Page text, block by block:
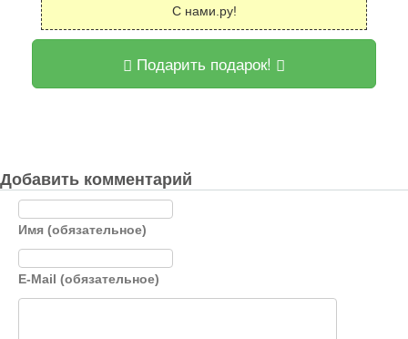
С нами.ру!
Подарить подарок!
Добавить комментарий
Имя (обязательное)
E-Mail (обязательное)